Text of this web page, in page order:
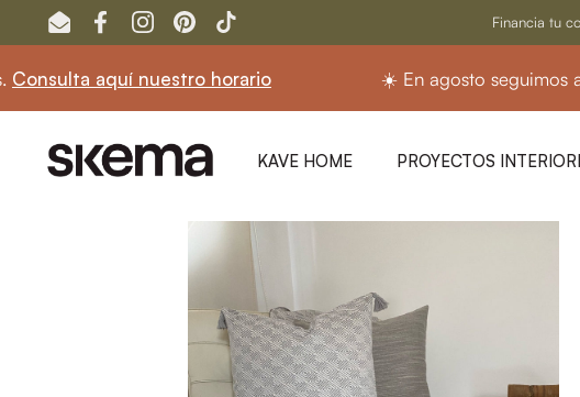
Ir al contenido
EmailFacebookInstagram
PinterestTikTok
Financia tu
nuestro horario ☀️ En agosto seguimos abiertos.
KAVE HOME PROYECTOS